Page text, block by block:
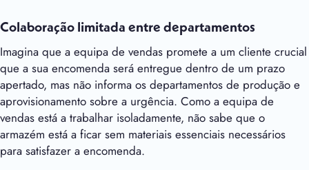
Colaboração limitada entre departamentos
Imagina que a equipa de vendas promete a um cliente crucial
que a sua encomenda será entregue dentro de um prazo
apertado, mas não informa os departamentos de produção e
aprovisionamento sobre a urgência. Como a equipa de
vendas está a trabalhar isoladamente, não sabe que o
armazém está a ficar sem materiais essenciais necessários
para satisfazer a encomenda.